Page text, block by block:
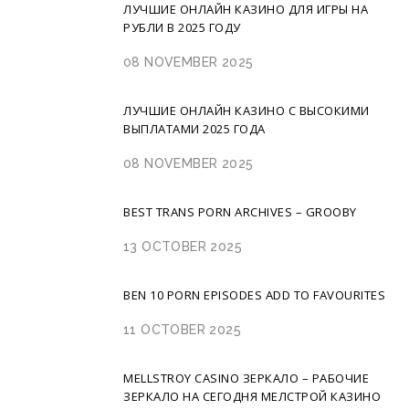
ЛУЧШИЕ ОНЛАЙН КАЗИНО ДЛЯ ИГРЫ НА
РУБЛИ В 2025 ГОДУ
08 NOVEMBER 2025
ЛУЧШИЕ ОНЛАЙН КАЗИНО С ВЫСОКИМИ
ВЫПЛАТАМИ 2025 ГОДА
08 NOVEMBER 2025
BEST TRANS PORN ARCHIVES – GROOBY
13 OCTOBER 2025
BEN 10 PORN EPISODES ADD TO FAVOURITES
11 OCTOBER 2025
MELLSTROY CASINO ЗЕРКАЛО – РАБОЧИЕ
ЗЕРКАЛО НА СЕГОДНЯ МЕЛСТРОЙ КАЗИНО